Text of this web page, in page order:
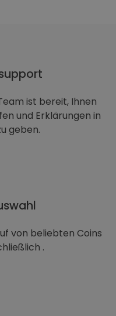
ist bereit, Ihnen
und Erklärungen in
geben.
von beliebten Coins
.